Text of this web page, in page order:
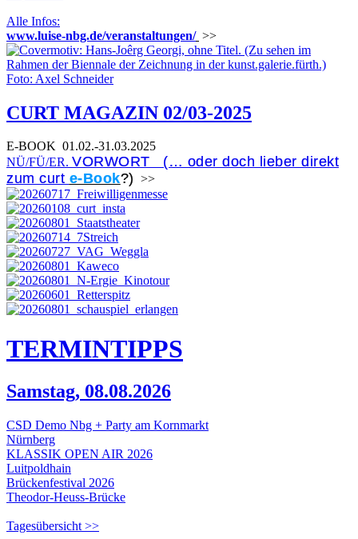
Alle Infos:
www.luise-nbg.de/veranstaltungen/ >>
CURT MAGAZIN 02/03-2025
E-BOOK 01.02.-31.03.2025
NÜ/FÜ/ER. VORWORT (… oder doch lieber direkt
zum curt e-Book?) >>
TERMINTIPPS
Samstag, 08.08.2026
CSD Demo Nbg + Party am Kornmarkt
Nürnberg
KLASSIK OPEN AIR 2026
Luitpoldhain
Brückenfestival 2026
Theodor-Heuss-Brücke
Tagesübersicht >>